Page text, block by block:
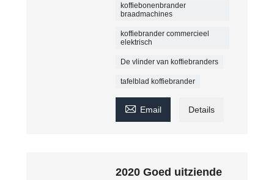
koffiebonenbrander
braadmachines
koffiebrander commercieel
elektrisch
De vlinder van koffiebranders
tafelblad koffiebrander
 Email Details
2020 Goed uitziende